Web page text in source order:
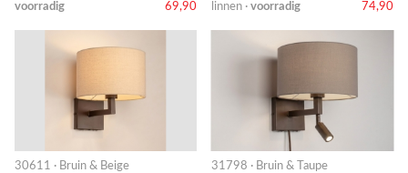
voorradig
69,90
linnen · voorradig 74,90
30611 · Bruin & Beige 31798 · Bruin & Taupe